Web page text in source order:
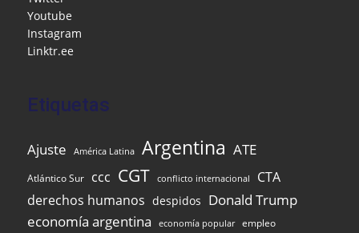
o
k
Youtube
Instagram
Linktr.ee
Etiquetas
Ajuste América Latina Argentina ATE
Atlántico Sur ccc CGT conflicto internacional
CTA
derechos humanos despidos Donald Trump
economía argentina
economía popular empleo